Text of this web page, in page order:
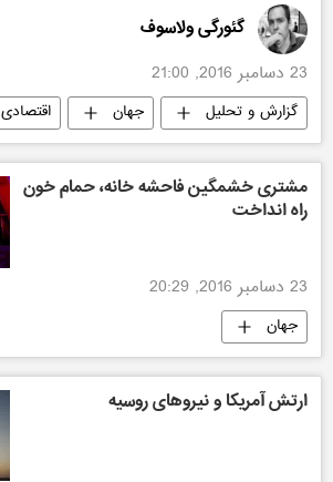
گئورگی ولاسوف
23 دسامبر 2016, 21:00
گزارش و تحلیل جهان
اقتصادی
ایران
مشتری خشمگین فاحشه خانه، حمام خون
راه انداخت
23 دسامبر 2016, 20:29
جهان
ارتش آمریکا و نیروهای روسیه